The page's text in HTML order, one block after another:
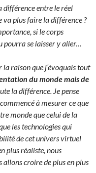
différence entre le réel
va plus faire la différence ?
si le corps
pourra se laisser y aller…
la raison que j’évoquais tout
du monde mais de
la différence. Je pense
à mesurer ce que
monde que celui de la
les technologies qui
de cet univers virtuel
plus réaliste, nous
allons croire de plus en plus